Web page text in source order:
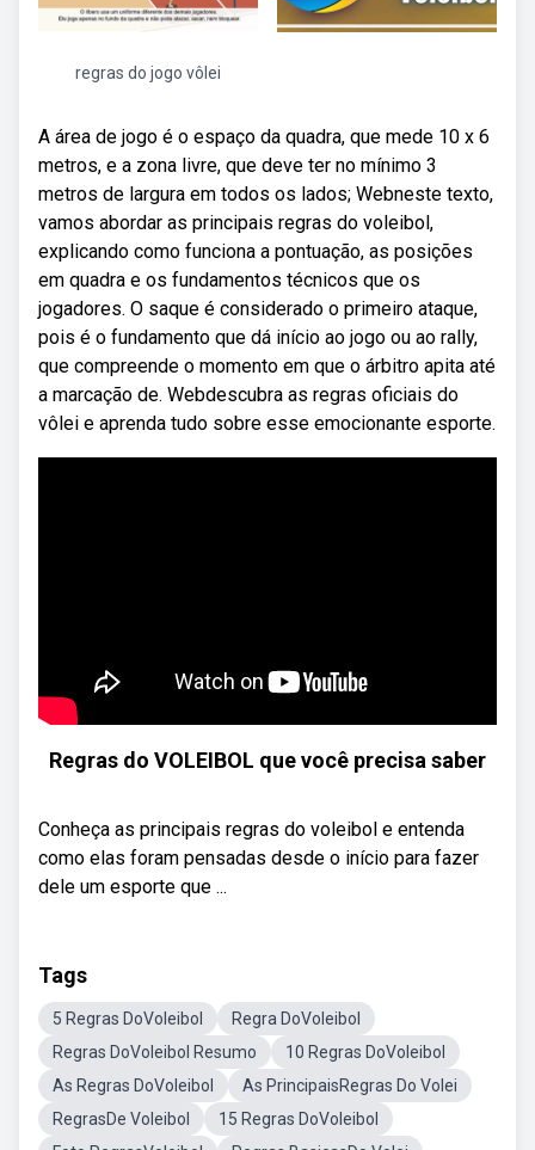
regras do jogo vôlei
A área de jogo é o espaço da quadra, que mede 10 x 6
metros, e a zona livre, que deve ter no mínimo 3
metros de largura em todos os lados; Webneste texto,
vamos abordar as principais regras do voleibol,
explicando como funciona a pontuação, as posições
em quadra e os fundamentos técnicos que os
jogadores. O saque é considerado o primeiro ataque,
pois é o fundamento que dá início ao jogo ou ao rally,
que compreende o momento em que o árbitro apita até
a marcação de. Webdescubra as regras oficiais do
vôlei e aprenda tudo sobre esse emocionante esporte.
Regras do VOLEIBOL que você precisa saber
Conheça as principais regras do voleibol e entenda
como elas foram pensadas desde o início para fazer
dele um esporte que ...
Tags
5 Regras DoVoleibol
Regra DoVoleibol
Regras DoVoleibol Resumo
10 Regras DoVoleibol
As Regras DoVoleibol
As PrincipaisRegras Do Volei
RegrasDe Voleibol
15 Regras DoVoleibol